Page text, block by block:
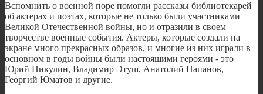
Вспомнить о военной поре помогли рассказы библиотекарей
об актерах и поэтах, которые не только были участниками
Великой Отечественной войны, но и отразили в своем
творчестве военные события. Актеры, которые создали на
экране много прекрасных образов, и многие из них играли в
основном в годы войны были настоящими героями - это
Юрий Никулин, Владимир Этуш, Анатолий Папанов,
Георгий Юматов и другие.